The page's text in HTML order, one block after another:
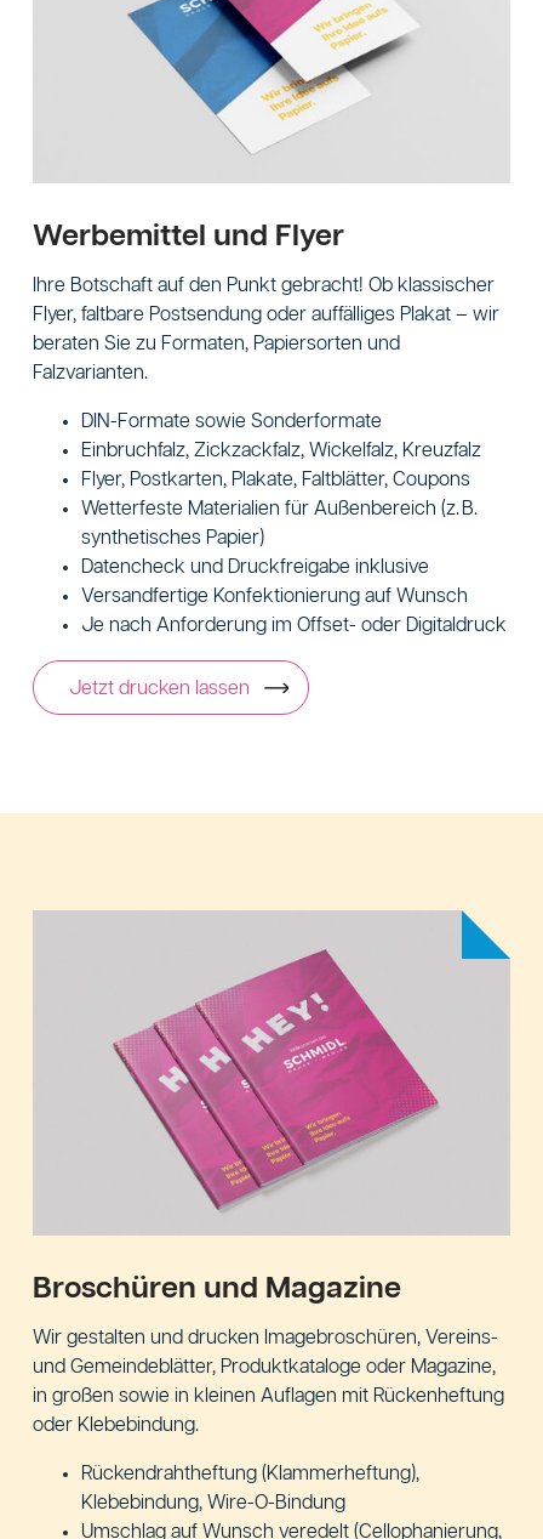
Werbemittel und Flyer
Ihre Botschaft auf den Punkt gebracht! Ob klassischer
Flyer, faltbare Postsendung oder auffälliges Plakat – wir
beraten Sie zu Formaten, Papiersorten und
Falzvarianten.
DIN-Formate sowie Sonderformate
Einbruchfalz, Zickzackfalz, Wickelfalz, Kreuzfalz
Flyer, Postkarten, Plakate, Faltblätter, Coupons
Wetterfeste Materialien für Außenbereich (z. B.
synthetisches Papier)
Datencheck und Druckfreigabe inklusive
Versandfertige Konfektionierung auf Wunsch
Je nach Anforderung im Offset- oder Digitaldruck
Jetzt drucken lassen
Broschüren und Magazine
Wir gestalten und drucken Imagebroschüren, Vereins-
und Gemeindeblätter, Produktkataloge oder Magazine,
in großen sowie in kleinen Auflagen mit Rückenheftung
oder Klebebindung.
Rückendrahtheftung (Klammerheftung),
Klebebindung, Wire-O-Bindung
Umschlag auf Wunsch veredelt (Cellophanierung,